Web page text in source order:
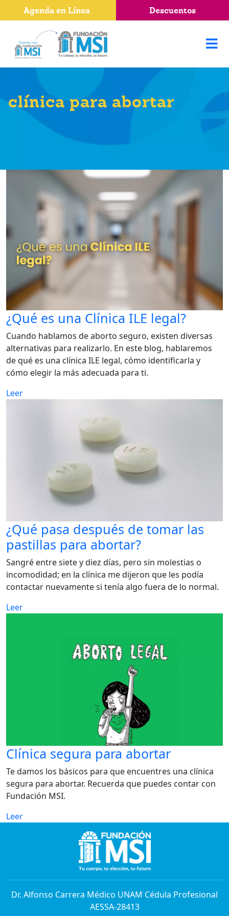
clínica para abortar
¿Qué es una Clínica ILE legal?
Cuando hablamos de aborto seguro, existen diversas
alternativas para realizarlo. En este blog, hablaremos
de qué es una clínica ILE legal, cómo identificarla y
cómo elegir la más adecuada para ti.
Leer
¿Qué pasa después de tomar las
pastillas para abortar?
Sangré entre siete y diez días, pero sin molestias o
incomodidad; en la clínica me dijeron que les podía
contactar nuevamente si tenía algo fuera de lo normal.
Leer
Clínica segura para abortar
Te damos los básicos para que encuentres una clínica
segura para abortar. Recuerda que puedes contar con
Fundación MSI.
Leer
Dr. Alfonso Carrera Médico UNAM Cédula Profesional
AESSA-28413
Agenda en Línea Descuentos